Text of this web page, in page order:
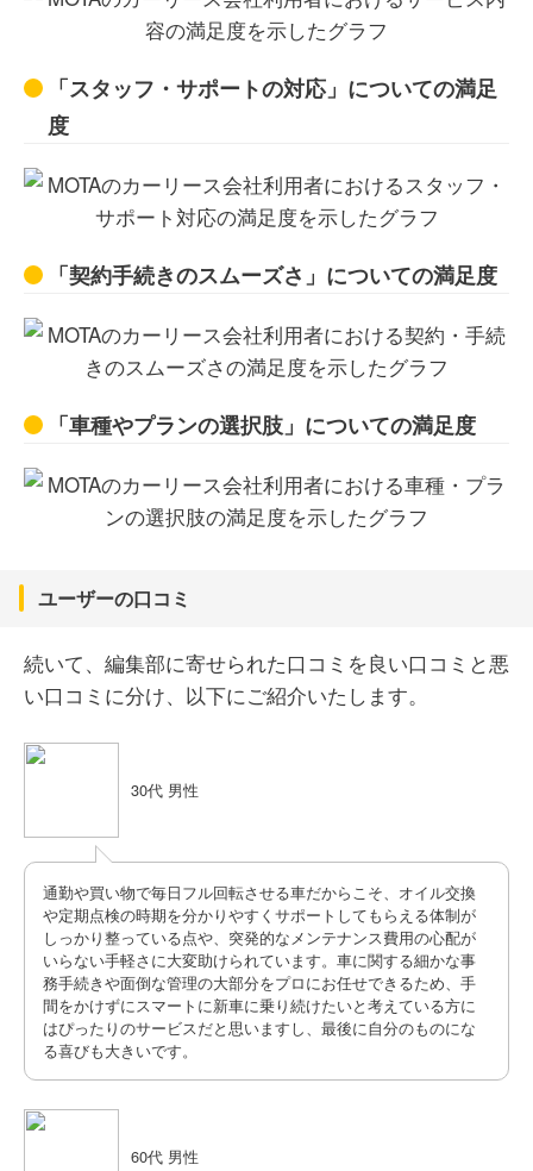
「スタッフ・サポートの対応」についての満足
度
「契約手続きのスムーズさ」についての満足度
「車種やプランの選択肢」についての満足度
ユーザーの口コミ
続いて、編集部に寄せられた口コミを良い口コミと悪
い口コミに分け、以下にご紹介いたします。
30代 男性
通勤や買い物で毎日フル回転させる車だからこそ、オイル交換
や定期点検の時期を分かりやすくサポートしてもらえる体制が
しっかり整っている点や、突発的なメンテナンス費用の心配が
いらない手軽さに大変助けられています。車に関する細かな事
務手続きや面倒な管理の大部分をプロにお任せできるため、手
間をかけずにスマートに新車に乗り続けたいと考えている方に
はぴったりのサービスだと思いますし、最後に自分のものにな
る喜びも大きいです。
60代 男性